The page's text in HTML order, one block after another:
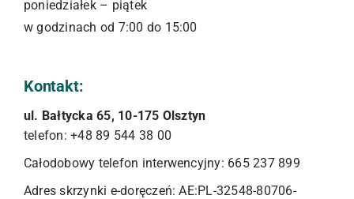
poniedziałek – piątek
w godzinach od 7:00 do 15:00
Kontakt:
ul. Bałtycka 65, 10-175 Olsztyn
telefon: +48 89 544 38 00
Całodobowy telefon interwencyjny: 665 237 899
Adres skrzynki e-doręczeń: AE:PL-32548-80706-